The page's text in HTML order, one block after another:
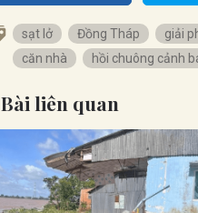
sạt lở Đồng Tháp giải
căn nhà
hồi chuông cảnh
Bài liên quan